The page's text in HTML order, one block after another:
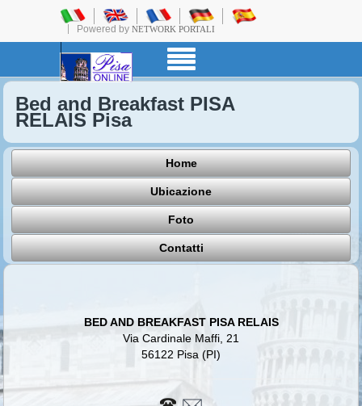
Powered by NETWORK PORTALI
Bed and Breakfast PISA
RELAIS Pisa
Home
Ubicazione
Foto
Contatti
BED AND BREAKFAST PISA RELAIS
Via Cardinale Maffi, 21
56122 Pisa (PI)